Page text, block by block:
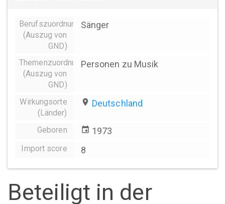
Berufszuordnungen
(Auszug von
GND)
Sänger
Themenzuordnung
(Auszug von
GND)
Personen zu Musik
Wirkungsorte
(Länder)
place Deutschland
Geboren event 1973
Import score 8
Beteiligt in der